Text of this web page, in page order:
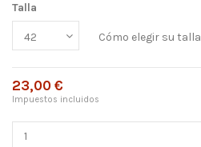
Talla
Cómo elegir su talla
23,00 €
Impuestos incluidos